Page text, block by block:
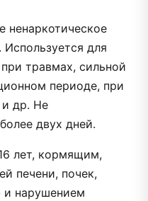
ненаркотическое
для
травмах, сильной
периоде, при
и др. Не
двух дней.
лет, кормящим,
печени, почек,
и нарушением